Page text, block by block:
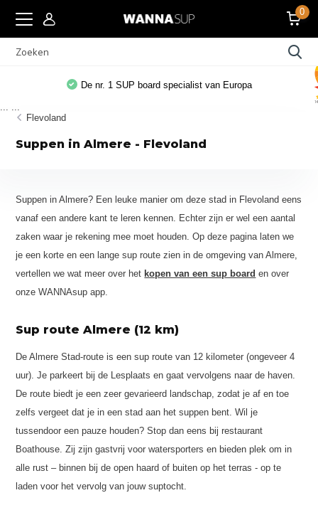
0
De nr. 1 SUP board specialist van Europa
Flevoland
Suppen in Almere - Flevoland
Suppen in Almere? Een leuke manier om deze stad in Flevoland eens
vanaf een andere kant te leren kennen. Echter zijn er wel een aantal
zaken waar je rekening mee moet houden. Op deze pagina laten we
je een korte en een lange sup route zien in de omgeving van Almere,
vertellen we wat meer over het kopen van een sup board en over
onze WANNAsup app.
Sup route Almere (12 km)
De Almere Stad-route is een sup route van 12 kilometer (ongeveer 4
uur). Je parkeert bij de Lesplaats en gaat vervolgens naar de haven.
De route biedt je een zeer gevarieerd landschap, zodat je af en toe
zelfs vergeet dat je in een stad aan het suppen bent. Wil je
tussendoor een pauze houden? Stop dan eens bij restaurant
Boathouse. Zij zijn gastvrij voor watersporters en bieden plek om in
alle rust – binnen bij de open haard of buiten op het terras - op te
laden voor het vervolg van jouw suptocht.
... ...